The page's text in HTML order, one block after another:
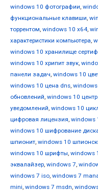
windows 10 фотографии,
функциональные клавиши,
торрентом, windows 10 х64,
характеристики компьютера,
windows 10 хранилище
windows 10 хрипит звук,
панели задач, windows 10
windows 10 цена dns,
обновлений, windows 10
уведомлений, windows 10
цифровая лицензия, windows
windows 10 шифрование
шпионит, windows 10
windows 10 шрифты, windows
эквалайзер, windows 7,
windows 7 iso, windows 7
mini, windows 7 msdn,